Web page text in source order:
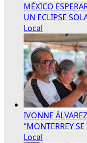
MÉXICO
UN ECLIPSE
Local
IVONNE
“MONTERREY SE
Local